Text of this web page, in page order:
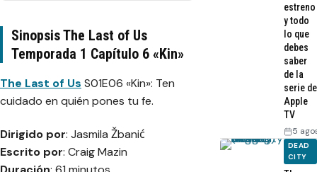
Sinopsis The Last of Us
Temporada 1 Capítulo 6 «Kin»
The Last of Us S01E06 «Kin»: Ten
cuidado en quién pones tu fe.
Dirigido por: Jasmila Žbanić
Escrito por: Craig Mazin
estreno
y todo
lo que
debes
saber
de la
serie de
Apple
TV
5
DEAD
CITY